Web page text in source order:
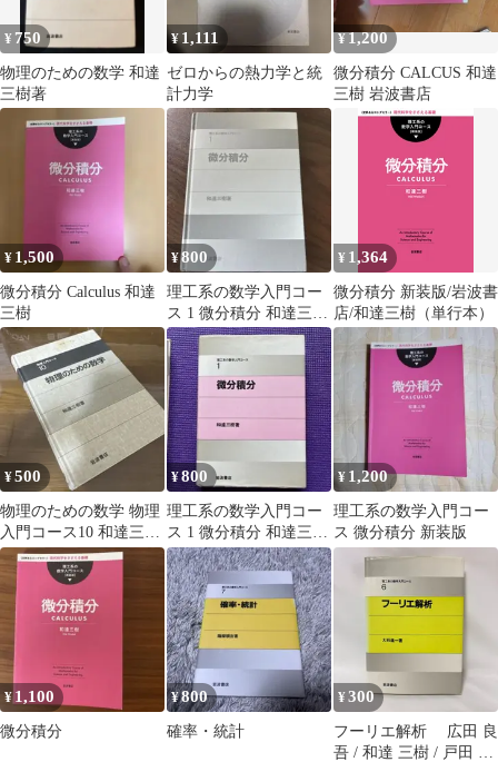
¥ 750
物理のための数学 和達
三樹著
¥ 1,111
ゼロからの熱力学と統
計力学
¥1,200
微分積分 CALCUS 和達
三樹 岩波書店
¥ 1,500
微分積分 Calculus 和達
三樹
¥800
理工系の数学入門コー
ス 1 微分積分 和達三樹
岩波書店
¥ 1,364
微分積分 新装版/岩波書
店/和達三樹（単行本）
¥500
物理のための数学 物理
入門コース10 和達三樹
岩波書店
¥800
理工系の数学入門コー
ス 1 微分積分 和達三樹
岩波書店
¥ 1,200
理工系の数学入門コー
ス 微分積分 新装版
¥ 1,100
微分積分
¥800
確率・統計
¥300
フーリエ解析 広田 良
吾 / 和達 三樹 / 戸田 盛